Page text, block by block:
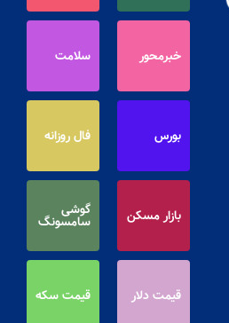
خبرمحور سلامت
بورس فال روزانه
بازار مسکن گوشی
سامسونگ
قیمت دلار قیمت سکه